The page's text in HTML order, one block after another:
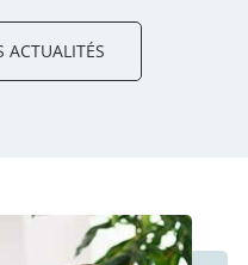
ACTUALITÉS